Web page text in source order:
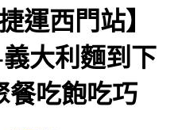
運西門站】
大利麵到下
餐吃飽吃巧